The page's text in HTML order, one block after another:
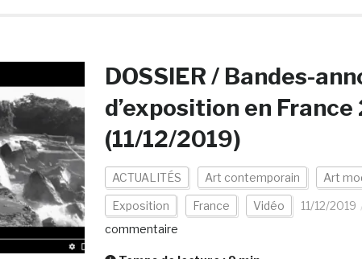
DOSSIER / Bandes-
d’exposition en France
(11/12/2019)
ACTUALITÉS Art contemporain Art
Exposition France Vidéo 11/12/2019
commentaire